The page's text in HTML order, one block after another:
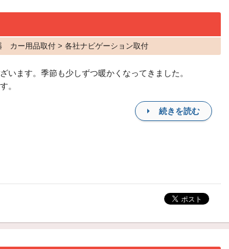
ー用品取付 > 各社ナビゲーション取付
います。季節も少しずつ暖かくなってきました。
。
続きを読む